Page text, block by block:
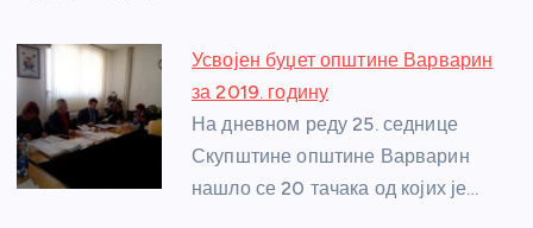
Усвојен буџет општине Варварин
за 2019. годину
На дневном реду 25. седнице
Скупштине општине Варварин
нашло се 20 тачака од којих је…